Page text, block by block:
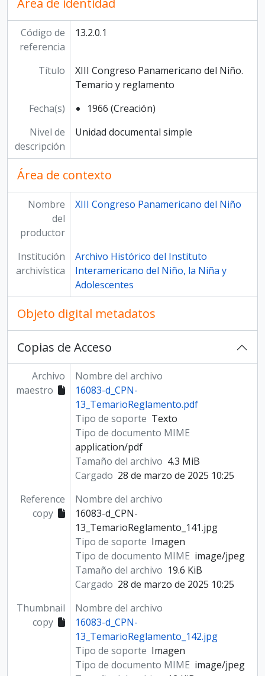
Área de identidad
Código de
referencia
13.2.0.1
Título
XIII Congreso Panamericano del Niño.
Temario y reglamento
Fecha(s)
1966 (Creación)
Nivel de
descripción
Unidad documental simple
Área de contexto
Nombre
del
productor
XIII Congreso Panamericano del Niño
Institución
archivística
Archivo Histórico del Instituto
Interamericano del Niño, la Niña y
Adolescentes
Objeto digital metadatos
Copias de Acceso
Archivo
maestro
Nombre del archivo
16083-d_CPN-
13_TemarioReglamento.pdf
Tipo de soporte Texto
Tipo de documento MIME
application/pdf
Tamaño del archivo 4.3 MiB
Cargado 28 de marzo de 2025 10:25
Reference
copy
Nombre del archivo
16083-d_CPN-
13_TemarioReglamento_141.jpg
Tipo de soporte Imagen
Tipo de documento MIME image/jpeg
Tamaño del archivo 19.6 KiB
Cargado 28 de marzo de 2025 10:25
Thumbnail
copy
Nombre del archivo
16083-d_CPN-
13_TemarioReglamento_142.jpg
Tipo de soporte Imagen
Tipo de documento MIME image/jpeg